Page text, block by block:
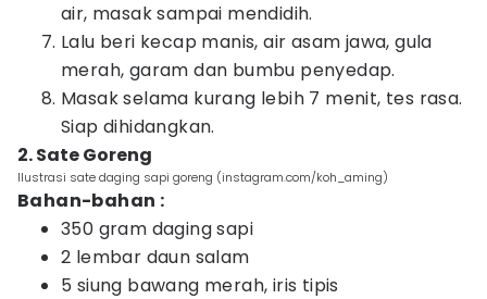
air, masak sampai mendidih.
Lalu beri kecap manis, air asam jawa, gula
merah, garam dan bumbu penyedap.
Masak selama kurang lebih 7 menit, tes rasa.
Siap dihidangkan.
2. Sate Goreng
Ilustrasi sate daging sapi goreng (instagram.com/koh_aming)
Bahan-bahan :
350 gram daging sapi
2 lembar daun salam
5 siung bawang merah, iris tipis